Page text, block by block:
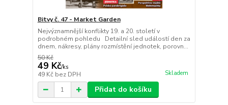
Bitvy č. 47 - Market Garden
Nejvýznamnější konflikty 19. a 20. století v
podrobném pohledu Detailní sled událostí den za
dnem, nákresy, plány rozmístění jednotek, porovn...
50 Kč
49 Kč/ks
49 Kč bez DPH Skladem
Přidat do košíku